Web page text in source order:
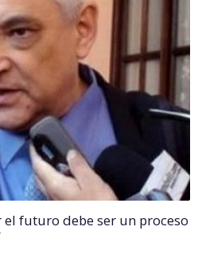
el futuro debe ser un proceso